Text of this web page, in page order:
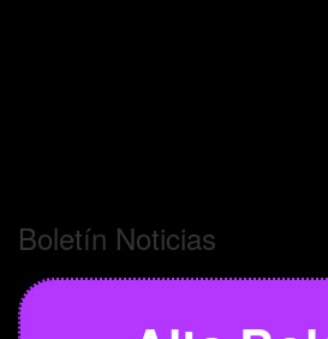
Boletín Noticias